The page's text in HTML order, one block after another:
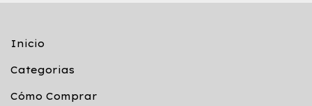
Inicio
Categorias
Cómo Comprar